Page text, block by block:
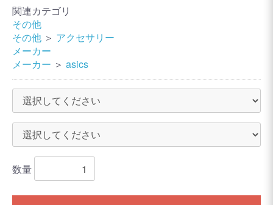
関連カテゴリ
その他
その他 ＞ アクセサリー
メーカー
メーカー ＞ asics
数量